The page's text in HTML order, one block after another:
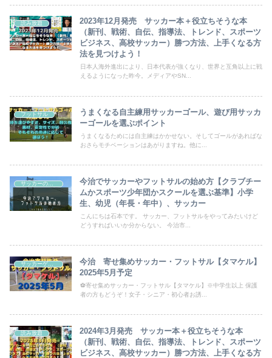
読み放題
2023年12月発売 サッカー本＋役立ちそうな本
（新刊、戦術、自伝、指導法、トレンド、スポーツ
ビジネス、高校サッカー）勝つ方法、上手くなる方
法を見つけよう！
日本人海外進出により、日本代表が強くなり、世界と互角以上に戦
えるようになった昨今。メディアやSN...
フットサル
うまくなる自主練用サッカーゴール、遊び用サッカ
ーゴールを選ぶポイント
うまくなるためには自主練はかかせない。そしてゴールがあればな
おさらモチベーションはあがりますね。他に...
サッカーの始め方
今治でサッカーやフットサルの始め方【クラブチー
ムかスポーツ少年団かスクールを選ぶ基準】小学
生、幼児（年長・年中）、サッカー
こんにちは石本です。 サッカー、フットサルをやってみたいけど
どうすればいいか分からない。 今治市...
サッカーゲーム
今治 寄せ集めサッカー・フットサル【タマケル】
2025年5月予定
⚽寄せ集めサッカー・フットサル【タマケル】※中学生以上 保護
者の方もどうぞ！女子・シニア・初心者お誘...
読み放題
2024年3月発売 サッカー本＋役立ちそうな本
（新刊、戦術、自伝、指導法、トレンド、スポーツ
ビジネス、高校サッカー）勝つ方法、上手くなる方